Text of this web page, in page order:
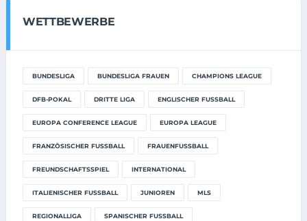
WETTBEWERBE
BUNDESLIGA BUNDESLIGA FRAUEN CHAMPIONS LEAGUE
DFB-POKAL DRITTE LIGA ENGLISCHER FUSSBALL
EUROPA CONFERENCE LEAGUE EUROPA LEAGUE
FRANZÖSISCHER FUSSBALL FRAUENFUSSBALL
FREUNDSCHAFTSSPIEL INTERNATIONAL
ITALIENISCHER FUSSBALL JUNIOREN MLS
REGIONALLIGA SPANISCHER FUSSBALL